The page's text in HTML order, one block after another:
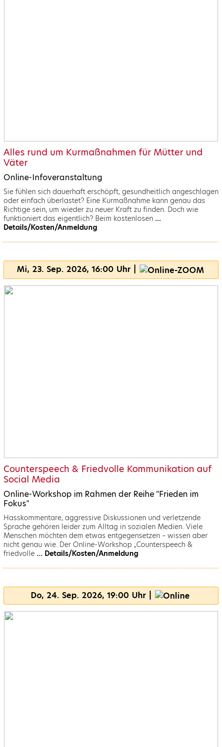
Alles rund um Kurmaßnahmen für Mütter und
Väter
Online-Infoveranstaltung
Sie fühlen sich dauerhaft erschöpft, gesundheitlich angeschlagen
oder einfach überlastet? Eine Kurmaßnahme kann genau das
Richtige sein, um wieder zu neuer Kraft zu finden. Doch wie
funktioniert das eigentlich? Beim kostenlosen...
Details/Kosten/Anmeldung
Mi, 23. Sep. 2026, 16:00 Uhr |
Counterspeech & Friedvolle Kommunikation auf
Social Media
Online-Workshop im Rahmen der Reihe "Frieden im
Fokus"
Hasskommentare, aggressive Diskussionen und verletzende
Sprache gehören leider zum Alltag in sozialen Medien. Viele
Menschen möchten dem etwas entgegensetzen – wissen aber
nicht genau wie. Der Online-Workshop „Counterspeech &
friedvolle... Details/Kosten/Anmeldung
Do, 24. Sep. 2026, 19:00 Uhr |